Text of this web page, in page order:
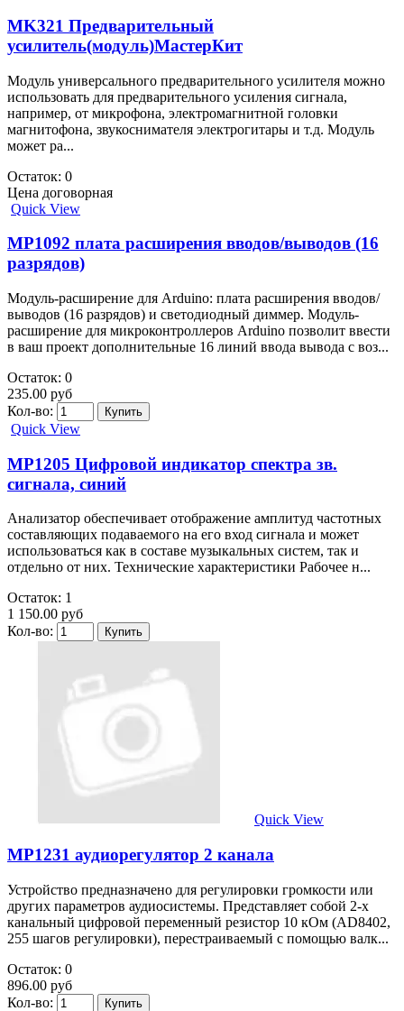
MK321 Предварительный
усилитель(модуль)МастерКит
Модуль универсального предварительного усилителя можно
использовать для предварительного усиления сигнала,
например, от микрофона, электромагнитной головки
магнитофона, звукоснимателя электрогитары и т.д. Модуль
может ра...
Остаток: 0
Цена договорная
Quick View
MP1092 плата расширения вводов/выводов (16
разрядов)
Модуль-расширение для Arduino: плата расширения вводов/
выводов (16 разрядов) и светодиодный диммер. Модуль-
расширение для микроконтроллеров Arduino позволит ввести
в ваш проект дополнительные 16 линий ввода вывода с воз...
Остаток: 0
235.00 руб
Кол-во:
Quick View
MP1205 Цифровой индикатор спектра зв.
сигнала, синий
Анализатор обеспечивает отображение амплитуд частотных
составляющих подаваемого на его вход сигнала и может
использоваться как в составе музыкальных систем, так и
отдельно от них. Технические характеристики Рабочее н...
Остаток: 1
1 150.00 руб
Кол-во:
Quick View
MP1231 аудиорегулятор 2 канала
Устройство предназначено для регулировки громкости или
других параметров аудиосистемы. Представляет собой 2-х
канальный цифровой переменный резистор 10 кОм (AD8402,
255 шагов регулировки), перестраиваемый с помощью валк...
Остаток: 0
896.00 руб
Кол-во: